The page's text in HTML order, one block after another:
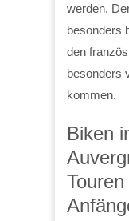
werden.
besonders
den
besonders
kommen.
Biken